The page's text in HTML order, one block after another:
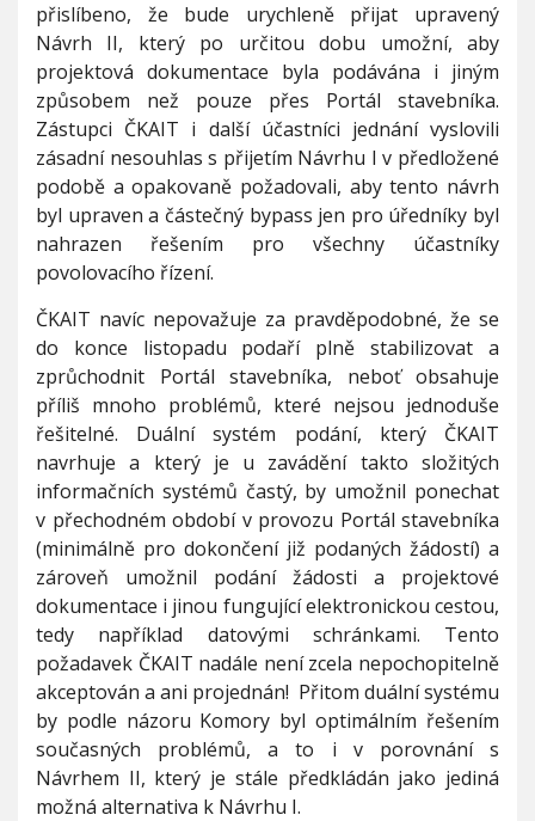
přislíbeno, že bude urychleně přijat upravený
Návrh II, který po určitou dobu umožní, aby
projektová dokumentace byla podávána i jiným
způsobem než pouze přes Portál stavebníka.
Zástupci ČKAIT i další účastníci jednání vyslovili
zásadní nesouhlas s přijetím Návrhu I v předložené
podobě a opakovaně požadovali, aby tento návrh
byl upraven a částečný bypass jen pro úředníky byl
nahrazen řešením pro všechny účastníky
povolovacího řízení.
ČKAIT navíc nepovažuje za pravděpodobné, že se
do konce listopadu podaří plně stabilizovat a
zprůchodnit Portál stavebníka, neboť obsahuje
příliš mnoho problémů, které nejsou jednoduše
řešitelné. Duální systém podání, který ČKAIT
navrhuje a který je u zavádění takto složitých
informačních systémů častý, by umožnil ponechat
v přechodném období v provozu Portál stavebníka
(minimálně pro dokončení již podaných žádostí) a
zároveň umožnil podání žádosti a projektové
dokumentace i jinou fungující elektronickou cestou,
tedy například datovými schránkami. Tento
požadavek ČKAIT nadále není zcela nepochopitelně
akceptován a ani projednán! Přitom duální systému
by podle názoru Komory byl optimálním řešením
současných problémů, a to i v porovnání s
Návrhem II, který je stále předkládán jako jediná
možná alternativa k Návrhu I.